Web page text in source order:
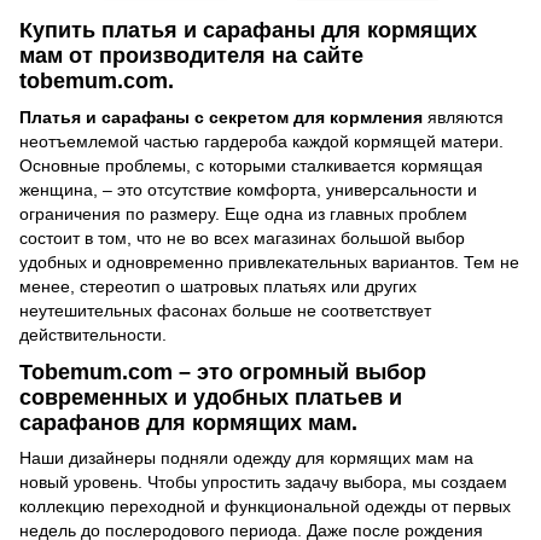
Купить платья и сарафаны для кормящих
мам от производителя на сайте
tobemum.com.
Платья и сарафаны с секретом для кормления являются
неотъемлемой частью гардероба каждой кормящей матери.
Основные проблемы, с которыми сталкивается кормящая
женщина, – это отсутствие комфорта, универсальности и
ограничения по размеру. Еще одна из главных проблем
состоит в том, что не во всех магазинах большой выбор
удобных и одновременно привлекательных вариантов. Тем не
менее, стереотип о шатровых платьях или других
неутешительных фасонах больше не соответствует
действительности.
Tobemum.com – это огромный выбор
современных и удобных платьев и
сарафанов для кормящих мам.
Наши дизайнеры подняли одежду для кормящих мам на
новый уровень. Чтобы упростить задачу выбора, мы создаем
коллекцию переходной и функциональной одежды от первых
недель до послеродового периода. Даже после рождения